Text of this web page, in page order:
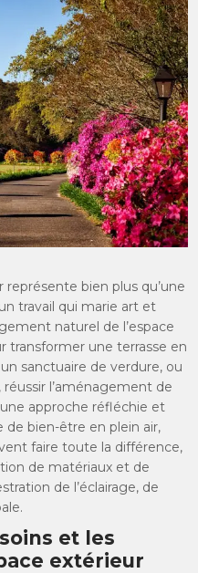
bien plus qu’une
travail qui marie art et
naturel de l’espace
transformer une terrasse en
sanctuaire de verdure, ou
l’aménagement de
approche réfléchie et
bien-être en plein air,
faire toute la différence,
de matériaux et de
de l’éclairage, de
et les
extérieur